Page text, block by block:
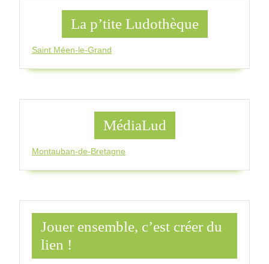
La p’tite Ludothèque
Saint Méen-le-Grand
MédiaLud
Montauban-de-Bretagne
Jouer ensemble, c’est créer du
lien !